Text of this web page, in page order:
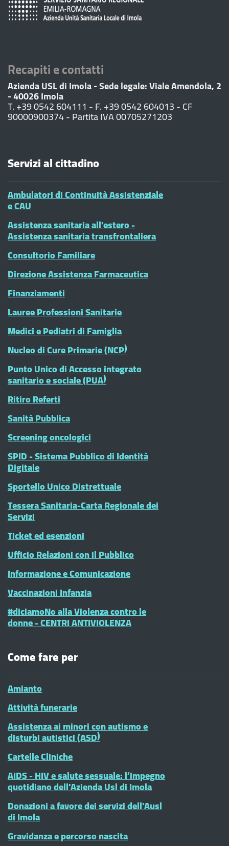
Recapiti e contatti
Azienda USL di Imola - Sede legale: Viale Amendola, 2
- 40026 Imola
T. +39 0542 604111 - F. +39 0542 604013 - CF
90000900374 - Partita IVA 00705271203
Servizi al cittadino
Ambulatori di Continuità Assistenziale
e CAU
Assistenza sanitaria all'estero -
Assistenza sanitaria transfrontaliera
Consultorio Familiare
Direzione Assistenza Farmaceutica
Finanziamenti
Lauree Professioni Sanitarie
Medici e Pediatri di Famiglia
Nucleo di Cure Primarie (NCP)
Punto Unico di Accesso integrato
sanitario e sociale (PUA)
Ritiro Referti
Sanità Pubblica
Screening oncologici
SPID - Sistema Pubblico di Identità
Digitale
Sportello Unico Distrettuale
Tessera Sanitaria-Carta Regionale dei
Servizi
Ticket ed esenzioni
Ufficio Relazioni con il Pubblico
Informazione e Comunicazione
Vaccinazioni Infanzia
#diciamoNo alla Violenza contro le
donne - CENTRI ANTIVIOLENZA
Come fare per
Amianto
Attività funerarie
Assistenza ai minori con autismo e
disturbi autistici (ASD)
Cartelle Cliniche
AIDS - HIV e salute sessuale: l’impegno
quotidiano dell'Azienda Usl di Imola
Donazioni a favore dei servizi dell'Ausl
di Imola
Gravidanza e percorso nascita